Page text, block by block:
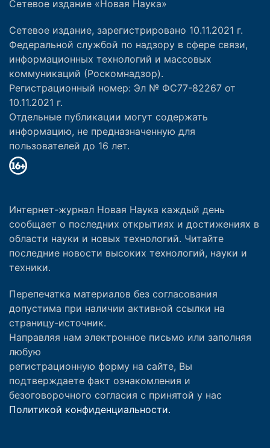
Сетевое издание «Новая Наука»
Сетевое издание, зарегистрировано 10.11.2021 г.
Федеральной службой по надзору в сфере связи,
информационных технологий и массовых
коммуникаций (Роскомнадзор).
Регистрационный номер: Эл № ФС77-82267 от
10.11.2021 г.
Отдельные публикации могут содержать
информацию, не предназначенную для
пользователей до 16 лет.
Интернет-журнал Новая Наука каждый день
сообщает о последних открытиях и достижениях в
области науки и новых технологий. Читайте
последние новости высоких технологий, науки и
техники.
Перепечатка материалов без согласования
допустима при наличии активной ссылки на
страницу-источник.
Направляя нам электронное письмо или заполняя
любую
регистрационную форму на сайте, Вы
подтверждаете факт ознакомления и
безоговорочного согласия с принятой у нас
Политикой конфиденциальности.